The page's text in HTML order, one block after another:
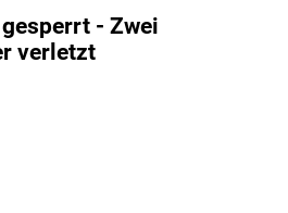
- Zwei
verletzt